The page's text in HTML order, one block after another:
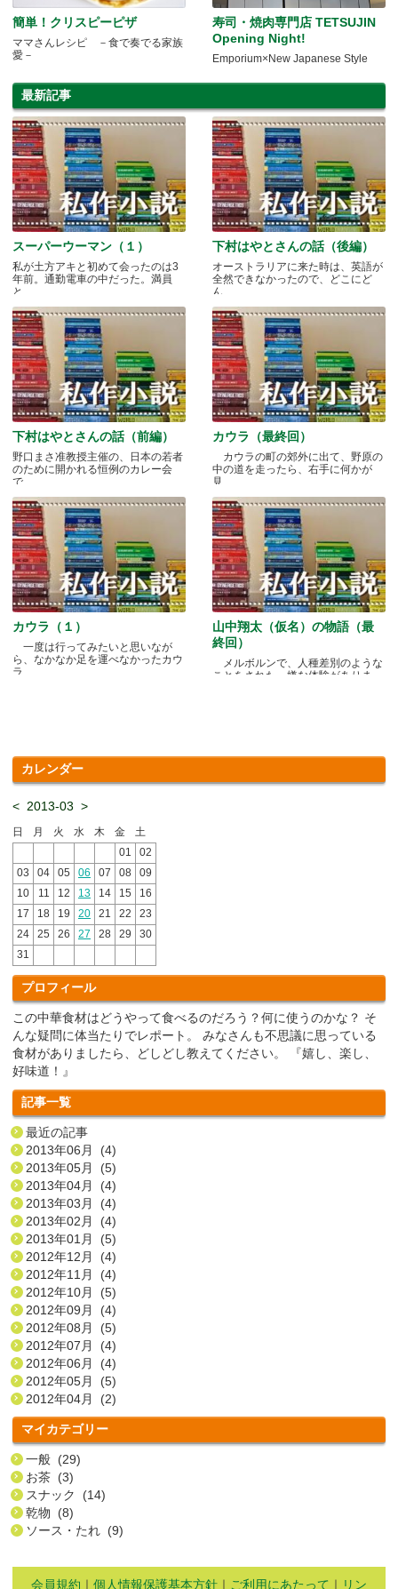
簡単！クリスピーピザ
ママさんレシピ －食で奏でる家族
愛－
寿司・焼肉専門店 TETSUJIN
Opening Night!
Emporium×New Japanese Style
最新記事
スーパーウーマン（１）
私が土方アキと初めて会ったのは3
年前。通勤電車の中だった。満員
と.....
下村はやとさんの話（後編）
オーストラリアに来た時は、英語が
全然できなかったので、どこにど
ん.....
下村はやとさんの話（前編）
野口まさ准教授主催の、日本の若者
のために開かれる恒例のカレー会
で.....
カウラ（最終回）
カウラの町の郊外に出て、野原の
中の道を走ったら、右手に何かが
見.....
カウラ（１）
一度は行ってみたいと思いなが
ら、なかなか足を運べなかったカウ
ラ.....
山中翔太（仮名）の物語（最
終回）
メルボルンで、人種差別のような
ことをされた、嫌な体験がありま
カレンダー
< 2013-03 >
日 月 火 水 木 金
土
01
02
03
04 05 06 07 08
09
10
11 12 13 14 15
16
17
18 19 20 21 22
23
24
25 26 27 28 29
30
31
プロフィール
この中華食材はどうやって食べるのだろう？何に使うのかな？ そ
んな疑問に体当たりでレポート。 みなさんも不思議に思っている
食材がありましたら、どしどし教えてください。 『嬉し、楽し、
好味道！』
記事一覧
最近の記事
2013年06月 (4)
2013年05月 (5)
2013年04月 (4)
2013年03月 (4)
2013年02月 (4)
2013年01月 (5)
2012年12月 (4)
2012年11月 (4)
2012年10月 (5)
2012年09月 (4)
2012年08月 (5)
2012年07月 (4)
2012年06月 (4)
2012年05月 (5)
2012年04月 (2)
マイカテゴリー
一般 (29)
お茶 (3)
スナック (14)
乾物 (8)
ソース・たれ (9)
会員規約 ｜ 個人情報保護基本方針 ｜ ご利用にあたって ｜ リン